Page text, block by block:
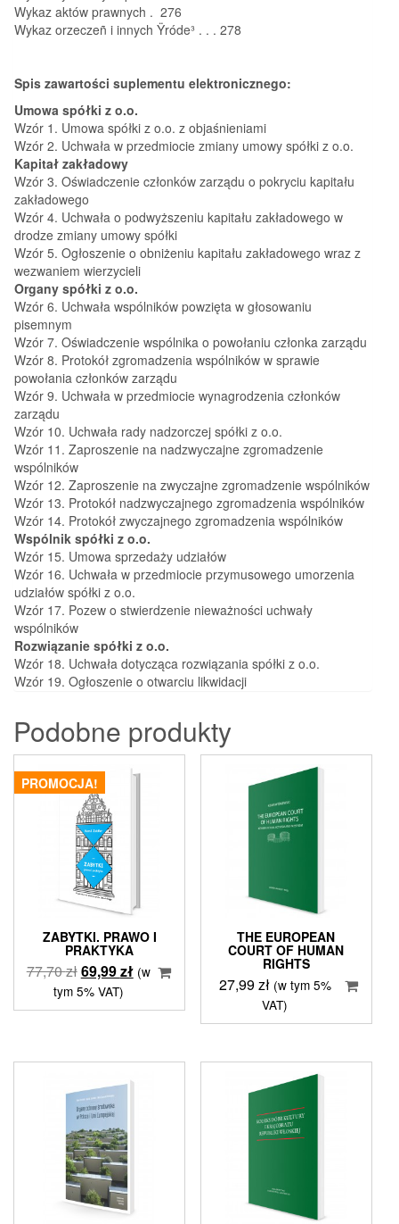
Wykaz aktów prawnych . 276
Wykaz orzeczeñ i innych Ÿróde³ . . . 278
Spis zawartości suplementu elektronicznego:
Umowa spółki z o.o.
Wzór 1. Umowa spółki z o.o. z objaśnieniami
Wzór 2. Uchwała w przedmiocie zmiany umowy spółki z o.o.
Kapitał zakładowy
Wzór 3. Oświadczenie członków zarządu o pokryciu kapitału
zakładowego
Wzór 4. Uchwała o podwyższeniu kapitału zakładowego w
drodze zmiany umowy spółki
Wzór 5. Ogłoszenie o obniżeniu kapitału zakładowego wraz z
wezwaniem wierzycieli
Organy spółki z o.o.
Wzór 6. Uchwała wspólników powzięta w głosowaniu
pisemnym
Wzór 7. Oświadczenie wspólnika o powołaniu członka zarządu
Wzór 8. Protokół zgromadzenia wspólników w sprawie
powołania członków zarządu
Wzór 9. Uchwała w przedmiocie wynagrodzenia członków
zarządu
Wzór 10. Uchwała rady nadzorczej spółki z o.o.
Wzór 11. Zaproszenie na nadzwyczajne zgromadzenie
wspólników
Wzór 12. Zaproszenie na zwyczajne zgromadzenie wspólników
Wzór 13. Protokół nadzwyczajnego zgromadzenia wspólników
Wzór 14. Protokół zwyczajnego zgromadzenia wspólników
Wspólnik spółki z o.o.
Wzór 15. Umowa sprzedaży udziałów
Wzór 16. Uchwała w przedmiocie przymusowego umorzenia
udziałów spółki z o.o.
Wzór 17. Pozew o stwierdzenie nieważności uchwały
wspólników
Rozwiązanie spółki z o.o.
Wzór 18. Uchwała dotycząca rozwiązania spółki z o.o.
Wzór 19. Ogłoszenie o otwarciu likwidacji
Podobne produkty
PROMOCJA!
ZABYTKI. PRAWO I
PRAKTYKA
77,70złPierwotna
cena
wynosiła:
69,99złAktualna
wynosi:
(w
tym 5% VAT)
THE EUROPEAN
COURT OF HUMAN
RIGHTS
27,99zł (w tym 5%
VAT)